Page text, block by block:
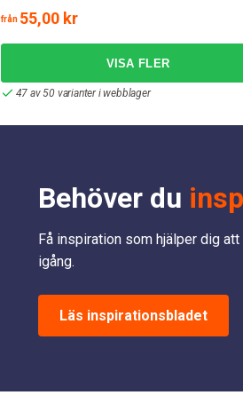
från 55,00 kr
47 av 50 varianter i webblager
Behöver du
Få inspiration som hjälper dig
igång.
Läs inspirationsbladet